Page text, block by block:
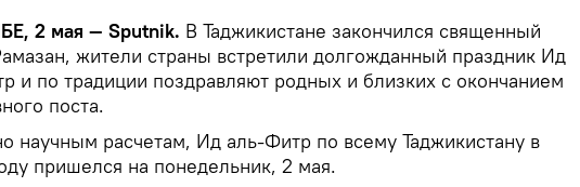
2 мая — Sputnik. В Таджикистане закончился священный
жители страны встретили долгожданный праздник Ид
и по традиции поздравляют родных и близких с окончанием
поста.
научным расчетам, Ид аль-Фитр по всему Таджикистану в
пришелся на понедельник, 2 мая.